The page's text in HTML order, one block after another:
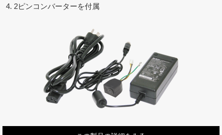
2ピンコンバーターを付属